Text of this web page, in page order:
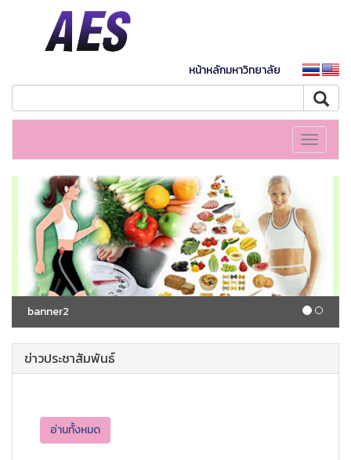
หน้าหลักมหาวิทยาลัย
Toggle
banner2
ข่าวประชาสัมพันธ์
อ่านทั้งหมด